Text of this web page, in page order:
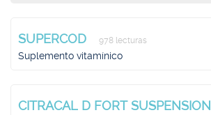
SUPERCOD 978 lecturas
Suplemento vitamínico
CITRACAL D FORT SUSPENSION